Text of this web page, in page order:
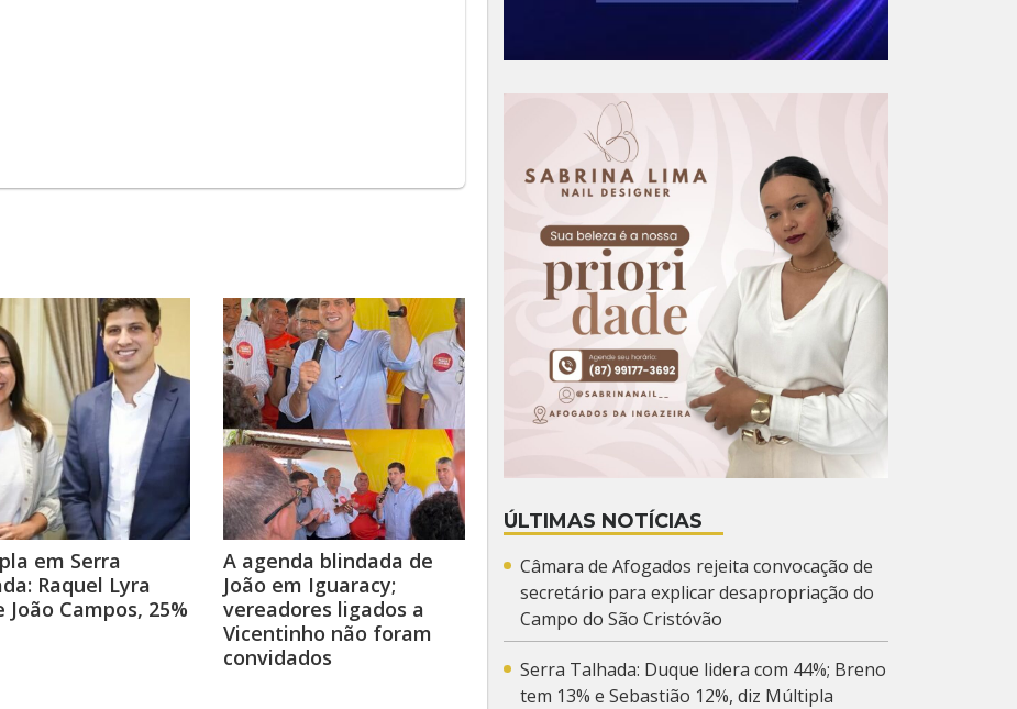
em Serra
Raquel Lyra
João Campos, 25%
A agenda blindada de
João em Iguaracy;
vereadores ligados a
Vicentinho não foram
convidados
ÚLTIMAS NOTÍCIAS
Câmara de Afogados rejeita convocação de
secretário para explicar desapropriação do
Campo do São Cristóvão
Serra Talhada: Duque lidera com 44%; Breno
tem 13% e Sebastião 12%, diz Múltipla